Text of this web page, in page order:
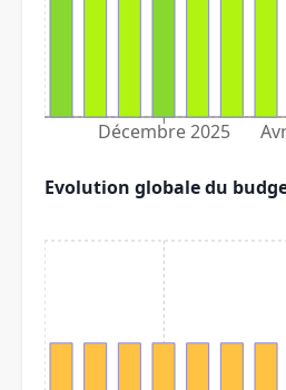
Décembre 2025
Evolution globale du